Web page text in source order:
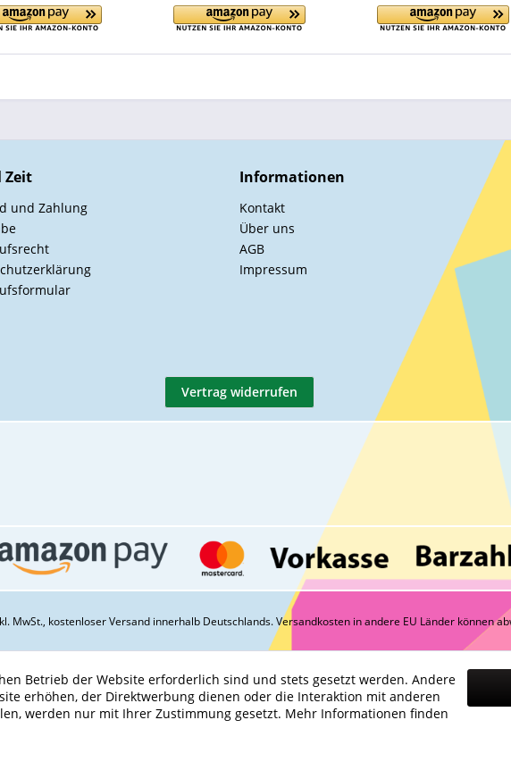
Zeit
und Zahlung
Informationen
Kontakt
Über uns
AGB
Impressum
Vertrag widerrufen
MwSt., kostenloser Versand innerhalb Deutschlands.Versandkosten in andere EU Länder können
Betrieb der Website erforderlich sind und stets gesetzt werden. Andere
erhöhen, der Direktwerbung dienen oder die Interaktion mit anderen
werden nur mit Ihrer Zustimmung gesetzt. Mehr Informationen finden